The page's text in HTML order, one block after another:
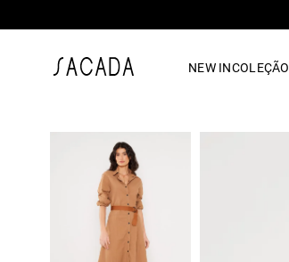
NEW INCOLEÇÃO
vestido midi